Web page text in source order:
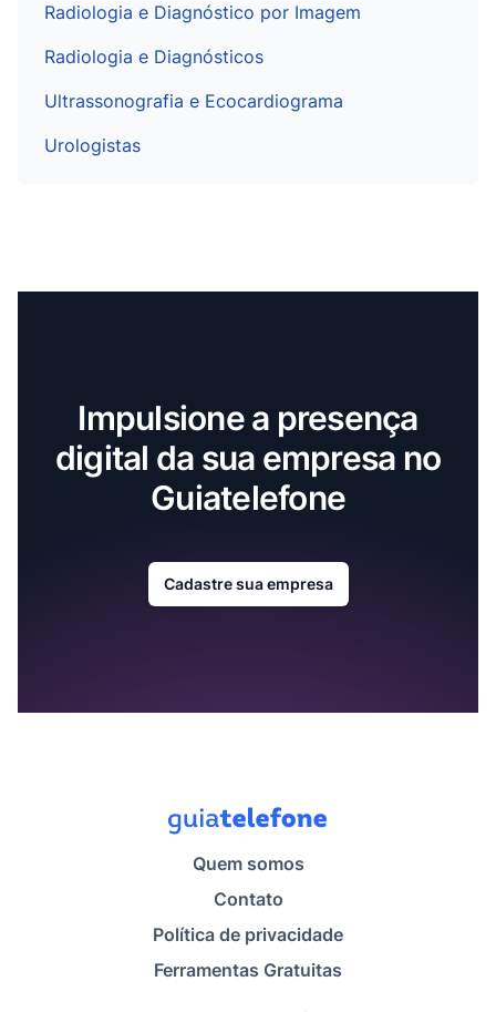
Radiologia e Diagnóstico por Imagem
Radiologia e Diagnósticos
Ultrassonografia e Ecocardiograma
Urologistas
Impulsione a presença
digital da sua empresa no
Guiatelefone
Cadastre sua empresa
Quem somos
Contato
Política de privacidade
Ferramentas Gratuitas